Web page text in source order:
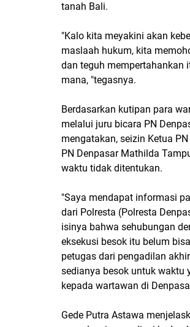
tanah Bali.
"Kalo kita meyakini akan
maslaah hukum, kita
dan teguh mempertahankan
mana, "tegasnya.
Berdasarkan kutipan para
melalui juru bicara PN
mengatakan, seizin Ketua
PN Denpasar Mathilda
waktu tidak ditentukan.
"Saya mendapat informasi
dari Polresta (Polresta
isinya bahwa sehubungan
eksekusi besok itu belum
petugas dari pengadilan
sedianya besok untuk waktu
kepada wartawan di
Gede Putra Astawa